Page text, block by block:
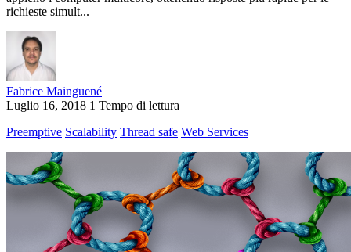
richieste simult...
Fabrice Mainguené
Luglio 16, 2018 1 Tempo di lettura
Preemptive Scalability Thread safe Web Services